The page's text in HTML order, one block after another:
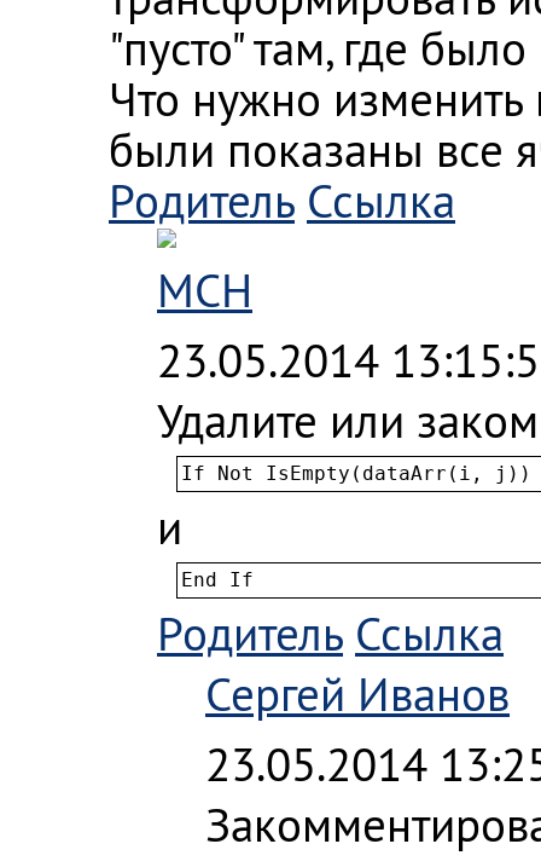
"пусто" там, где было
Что нужно изменить
были показаны все
Родитель Ссылка
MCH
23.05.2014
Удалите или
If Not IsEmpty(dataArr(i, j))
и
End If
Родитель Ссылка
Сергей Иванов
23.05.2014